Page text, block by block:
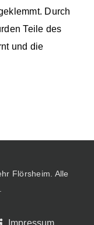
Durch
Teile des
und die
Flörsheim. Alle
Impressum